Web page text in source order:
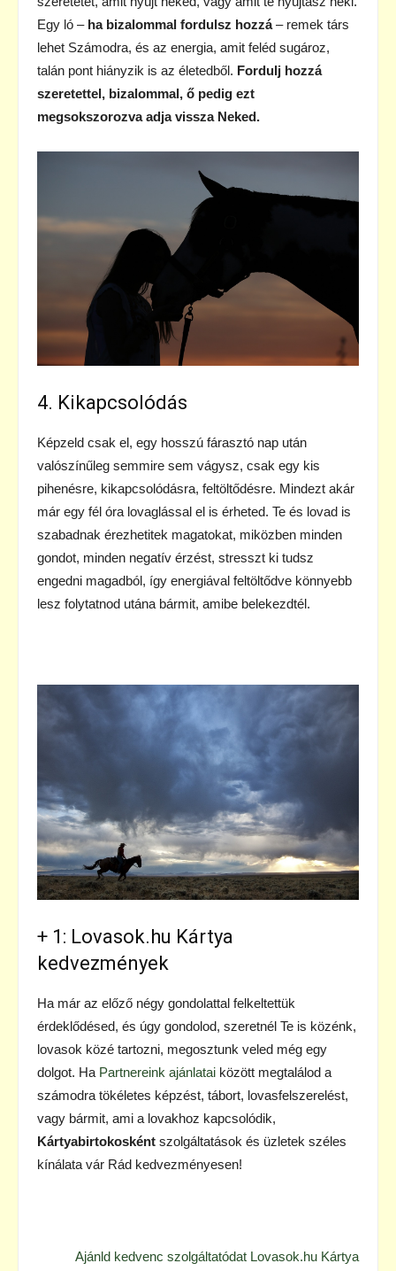
Egy ló – ha bizalommal fordulsz hozzá– remek társ
lehet Számodra, és az energia, amit feléd sugároz,
talán pont hiányzik is az életedből. Fordulj hozzá
szeretettel, bizalommal, ő pedig ezt
megsokszorozva adja vissza Neked.
4. Kikapcsolódás
Képzeld csak el, egy hosszú fárasztó nap után
valószínűleg semmire sem vágysz, csak egy kis
pihenésre, kikapcsolódásra, feltöltődésre. Mindezt akár
már egy fél óra lovaglással el is érheted. Te és lovad is
szabadnak érezhetitek magatokat, miközben minden
gondot, minden negatív érzést, stresszt ki tudsz
engedni magadból, így energiával feltöltődve könnyebb
lesz folytatnod utána bármit, amibe belekezdtél.
+ 1: Lovasok.hu Kártya
kedvezmények
Ha már az előző négy gondolattal felkeltettük
érdeklődésed, és úgy gondolod, szeretnél Te is közénk,
lovasok közé tartozni, megosztunk veled még egy
dolgot. Ha Partnereink ajánlatai között megtalálod a
számodra tökéletes képzést, tábort, lovasfelszerelést,
vagy bármit, ami a lovakhoz kapcsolódik,
Kártyabirtokosként szolgáltatások és üzletek széles
kínálata vár Rád kedvezményesen!
Ajánld kedvenc szolgáltatódat Lovasok.hu Kártya